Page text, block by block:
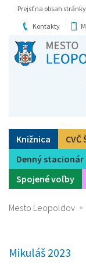
Prejsť na obsah stránky
Kontakty
Knižnica CVČ
Denný stacionár
Spojené voľby
Mesto Leopoldov
Mikuláš 2023